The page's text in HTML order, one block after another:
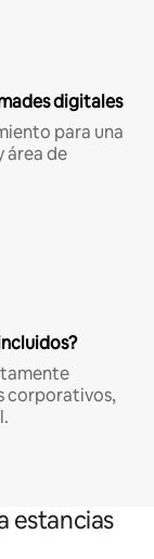
digitales
para una
área de
corporativos,
estancias